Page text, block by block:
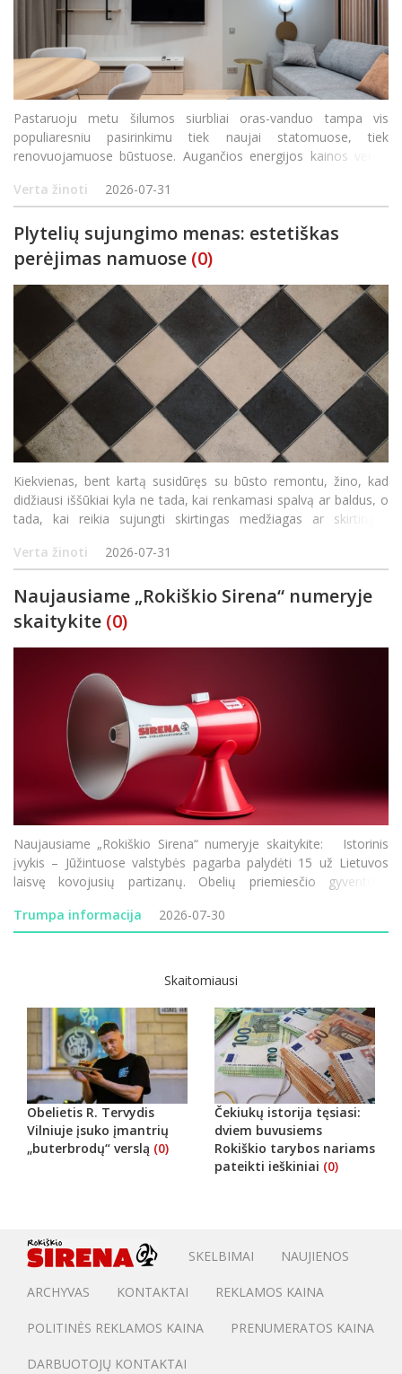
Pastaruoju metu šilumos siurbliai oras-vanduo tampa vis
populiaresniu pasirinkimu tiek naujai statomuose, tiek
renovuojamuose būstuose. Augančios energijos kainos verčia
išsiskiria savo energetiniu efektyvumu be
Verta žinoti 2026-07-31
Plytelių sujungimo menas: estetiškas
perėjimas namuose (0)
Kiekvienas, bent kartą susidūręs su būsto remontu, žino, kad
didžiausi iššūkiai kyla ne tada, kai renkamasi spalvą ar baldus, o
tada, kai reikia sujungti skirtingas medžiagas ar skirtingus
sugadinti arba, atvirkšč
Verta žinoti 2026-07-31
Naujausiame „Rokiškio Sirena“ numeryje
skaitykite (0)
Naujausiame „Rokiškio Sirena“ numeryje skaitykite: Istorinis
įvykis – Jūžintuose valstybės pagarba palydėti 15 už Lietuvos
laisvę kovojusių partizanų. Obelių priemiesčio gyventojai
Rudolf
Trumpa informacija 2026-07-30
Skaitomiausi
Obelietis R. Tervydis
Vilniuje įsuko įmantrių
„buterbrodų“ verslą (0)
Čekiukų istorija tęsiasi:
dviem buvusiems
Rokiškio tarybos nariams
pateikti ieškiniai (0)
SKELBIMAI NAUJIENOS
ARCHYVAS KONTAKTAI REKLAMOS KAINA
POLITINĖS REKLAMOS KAINA PRENUMERATOS KAINA
DARBUOTOJŲ KONTAKTAI